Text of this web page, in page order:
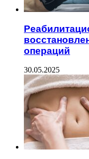
операций
30.05.2025